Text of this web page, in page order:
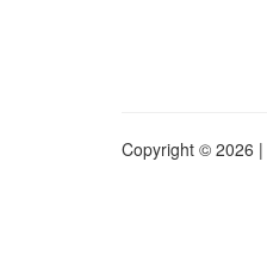
Copyright © 2026 |